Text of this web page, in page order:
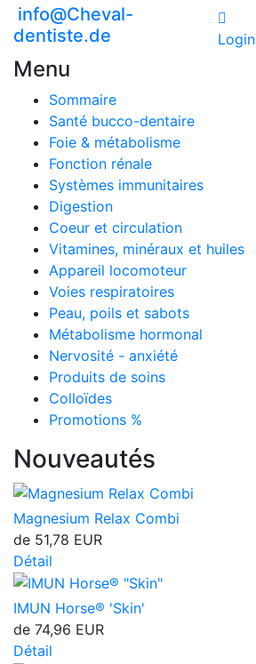
info@Cheval-
dentiste.de
Login
Menu
Sommaire
Santé bucco-dentaire
Foie & métabolisme
Fonction rénale
Systèmes immunitaires
Digestion
Coeur et circulation
Vitamines, minéraux et huiles
Appareil locomoteur
Voies respiratoires
Peau, poils et sabots
Métabolisme hormonal
Nervosité - anxiété
Produits de soins
Colloïdes
Promotions %
Nouveautés
Magnesium Relax Combi
de 51,78 EUR
Détail
IMUN Horse® 'Skin'
de 74,96 EUR
Détail